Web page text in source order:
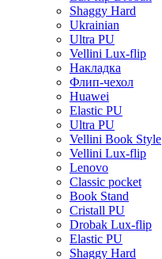
Shaggy Hard
Ukrainian
Ultra PU
Vellini Lux-flip
Накладка
Флип-чехол
Huawei
Elastic PU
Ultra PU
Vellini Book Style
Vellini Lux-flip
Lenovo
Classic pocket
Book Stand
Cristall PU
Drobak Lux-flip
Elastic PU
Shaggy Hard